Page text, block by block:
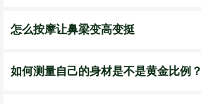
怎么按摩让鼻梁变高变挺
如何测量自己的身材是不是黄金比例？